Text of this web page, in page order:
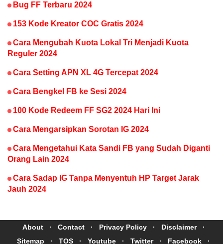
Bug FF Terbaru 2024
153 Kode Kreator COC Gratis 2024
Cara Mengubah Kuota Lokal Tri Menjadi Kuota
Reguler 2024
Cara Setting APN XL 4G Tercepat 2024
Cara Bengkel FB ke Sesi 2024
100 Kode Redeem FF SG2 2024 Hari Ini
Cara Mengarsipkan Sorotan IG 2024
Cara Mengetahui Kata Sandi FB yang Sudah Diganti
Orang Lain 2024
Cara Sadap IG Tanpa Menyentuh HP Target Jarak
Jauh 2024
About Contact Privacy Policy
Disclaimer
Sitemap
TOS Youtube Twitter Facebook